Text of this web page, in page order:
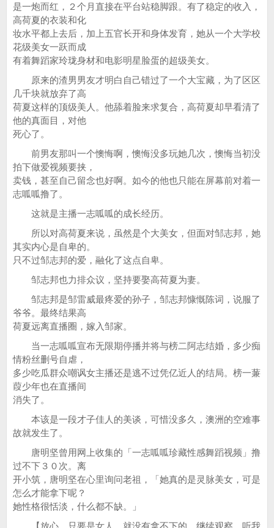
是一炮而红，２个月直接在平台站稳脚跟。有了稳定的收入，
高荷夏的衣装和化
妆水平都上去后，加上五官长开和身体发育，她从一个大学校
花级美女一跃而成
有着舞蹈家玲珑身材和电影明星脸蛋的超级美女。
原来的渣男男友才明白自己错过了一个大宝藏，为了区区
几千块就放弃了高
荷夏这样的顶级美人。他舔着脸来求复合，高荷夏却早看清了
他的真面目，对他
死心了。
前男友那叫一个懊悔啊，懊悔没多玩她几次，懊悔当初没
拍下做爱视频要挟，
卖钱，甚至自己留念也好啊。如今的他也只能在屏幕前对着一
志呱呱撸了。
这就是主播一志呱呱的成长经历。
所以对高荷夏来说，虽然是个大美女，但面对邹志邦，她
其实内心是自卑的。
只不过邹志邦的爱，融化了这点自卑。
邹志邦也力排众议，坚持要娶高荷夏为妻。
邹志邦是邹雷威最疼爱的孙子，邹志邦慷慨陈词，说服了
爷爷。最终结果高
荷夏远离直播圈，嫁入邹家。
当一志呱呱宣布无限期停播并将与榜二阿志结婚，多少痴
情粉丝删号自虐，
多少吃瓜群众嘲讽女主播还是逃不过凭亿近人的结局。榜一蒹
葭少年也在直播间
消失了。
本该是一段才子佳人的美谈，可惜没多久，澳洲的空难事
故就发生了。
唐明坚曾用网上收集的「一志呱呱珍藏性感舞蹈视频」撸
过不下３０次。离
开小筑，唐明坚在心里询问老祖，「她真的是灵脉美女，可是
怎么才能拿下呢？
她性格很恬淡，什么都不缺。」
【放心，只要是女人，就没有拿不下的。继续观察，听我